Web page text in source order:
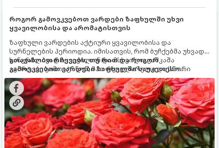
როგორ გამოვკვებოთ ვარდები ზაფხულში უხვი
ყვავილობისა და არომატისთვის
ზაფხული ვარდების აქტიური ყვავილობისა და
სურნელების პერიოდია. იმისათვის, რომ ბუჩქებმა უხვად,
ხანგრძლივად იყვავილონ და მსხვილი, კაშკაშა
კვირტები გამოიტანონ, მათ რეგულარული და სწორი
გამოკვება სჭირდებათ. ზაფხულის პერიოდში მცენარის
მოთხოვნილებები იცვლება, ამიტომ მნიშვნელოვანია
ვიცოდეთ, რომელი სასუქები გამოიყენება ამ დროს.
გთავაზობთ რჩევებს, თუ რით და როგორ
გამოვკვებოთ ვარდები ზაფხულში საუკეთესო
შედეგის მისაღწევად: